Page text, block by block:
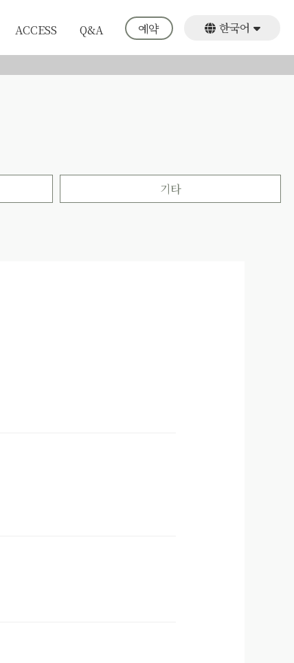
ACCESS Q&A 예약
한국어
English
繁體中文
기타